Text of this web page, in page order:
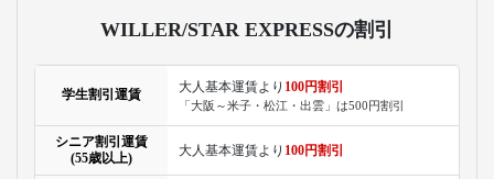
WILLER/STAR EXPRESSの割引
学生割引運賃
大人基本運賃より 100円割引
「大阪～米子・松江・出雲」は500円割引
シニア割引運賃
(55歳以上)
大人基本運賃より 100円割引